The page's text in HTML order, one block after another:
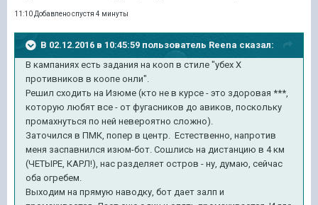
11:10 Добавлено спустя 4 минуты
В 02.12.2016 в 10:45:59 пользователь Reena сказал:
В кампаниях есть задания на кооп в стиле "убех Х
противников в коопе онли".
Решил сходить на Изюме (кто не в курсе - это здоровая ***,
которую любят все - от фугасников до авиков, поскольку
промахнуться по ней невероятно сложно).
Заточился в ПМК, попер в центр. Естественно, напротив
меня заспавнился изюм-бот. Сошлись на дистанцию в 4 км
(ЧЕТЫРЕ, КАРЛ!), нас разделяет остров - ну, думаю, сейчас
оба огребем.
Выходим на прямую наводку, бот дает залп и